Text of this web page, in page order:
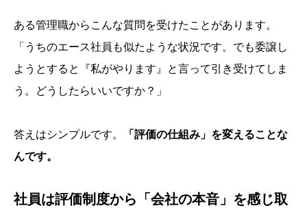
ある管理職からこんな質問を受けたことがあります。
「うちのエース社員も似たような状況です。でも委譲し
ようとすると『私がやります』と言って引き受けてしま
う。どうしたらいいですか？」
答えはシンプルです。
「評価の仕組み」を変えることな
んです。
社員は評価制度から「会社の本音」を感じ取